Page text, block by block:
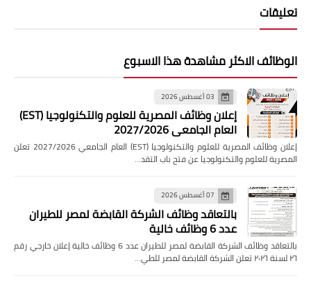
تعليقات
الوظائف الاكثر مشاهدة هذا الاسبوع
03 أغسطس 2026
إعلان وظائف المصرية للعلوم والتكنولوجيا (EST)
العام الجامعي 2027/2026
إعلان وظائف المصرية للعلوم والتكنولوجيا (EST) العام الجامعي 2027/2026 تعلن
المصرية للعلوم والتكنولوجيا عن فتح باب التقد…
07 أغسطس 2026
بالتعاقد وظائف الشركة القابضة لمصر للطيران
عدد 6 وظائف خالية
بالتعاقد وظائف الشركة القابضة لمصر للطيران عدد 6 وظائف خالية إعلان خارجي رقم
٢٦ لسنة ٢٠٢٦ تعلن الشركة القابضة لمصر للطي…